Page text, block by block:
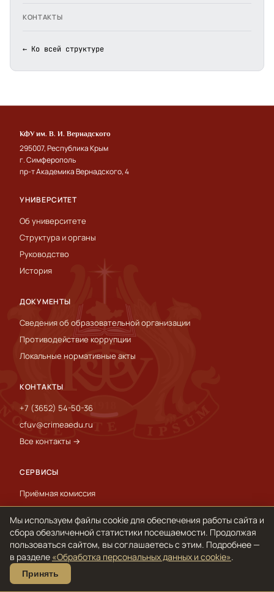
КОНТАКТЫ
← Ко всей структуре
КФУ им. В. И. Вернадского
295007, Республика Крым
г. Симферополь
пр-т Академика Вернадского, 4
УНИВЕРСИТЕТ
Об университете
Структура и органы
Руководство
История
ДОКУМЕНТЫ
Сведения об образовательной организации
Противодействие коррупции
Локальные нормативные акты
КОНТАКТЫ
+7 (3652) 54-50-36
cfuv@crimeaedu.ru
Все контакты →
СЕРВИСЫ
Приёмная комиссия
Пресс-служба
International
© 1918–2026 ФГАОУ ВО «КФУ им. В. И. Вернадского»
Обработка персональных данных и cookie
Мы используем файлы cookie для обеспечения работы сайта и
сбора обезличенной статистики посещаемости. Продолжая
пользоваться сайтом, вы соглашаетесь с этим. Подробнее —
в разделе «Обработка персональных данных и cookie».
Принять